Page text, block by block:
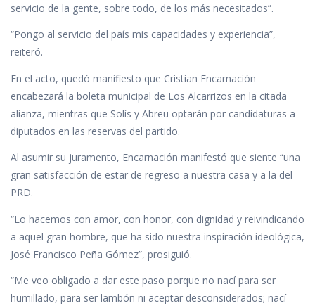
servicio de la gente, sobre todo, de los más necesitados”.
“Pongo al servicio del país mis capacidades y experiencia”,
reiteró.
En el acto, quedó manifiesto que Cristian Encarnación
encabezará la boleta municipal de Los Alcarrizos en la citada
alianza, mientras que Solís y Abreu optarán por candidaturas a
diputados en las reservas del partido.
Al asumir su juramento, Encarnación manifestó que siente “una
gran satisfacción de estar de regreso a nuestra casa y a la del
PRD.
“Lo hacemos con amor, con honor, con dignidad y reivindicando
a aquel gran hombre, que ha sido nuestra inspiración ideológica,
José Francisco Peña Gómez”, prosiguió.
“Me veo obligado a dar este paso porque no nací para ser
humillado, para ser lambón ni aceptar desconsiderados; nací